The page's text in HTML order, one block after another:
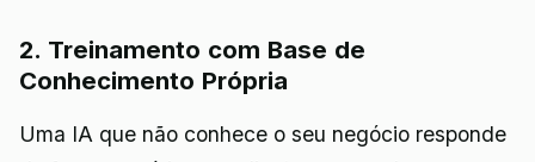
2. Treinamento com Base de
Conhecimento Própria
Uma IA que não conhece o seu negócio responde